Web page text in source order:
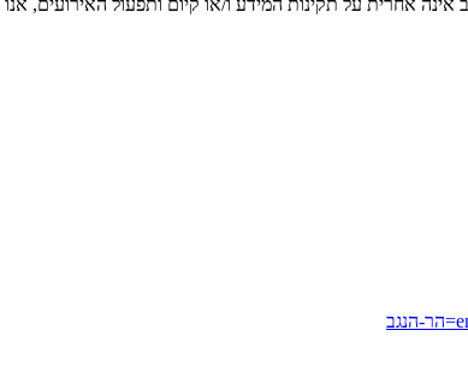
אחרית על תקינות המידע ו/או קיום ותפעול האירועים,